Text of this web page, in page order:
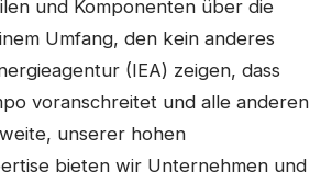
und Komponenten über die
Umfang, den kein anderes
(IEA) zeigen, dass
voranschreitet und alle anderen
unserer hohen
bieten wir Unternehmen und